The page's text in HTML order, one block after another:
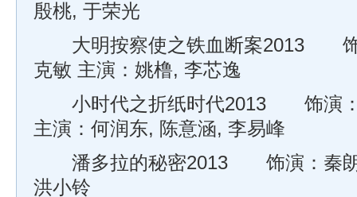
殷桃, 于荣光
大明按察使之铁血断案2013 饰
克敏 主演：姚橹, 李芯逸
小时代之折纸时代2013 饰演：
主演：何润东, 陈意涵, 李易峰
潘多拉的秘密2013 饰演：秦朗
洪小铃